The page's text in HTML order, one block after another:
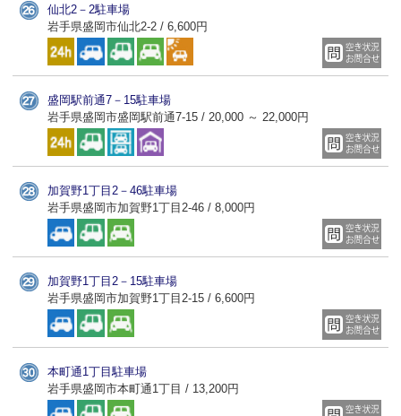
仙北2－2駐車場
岩手県盛岡市仙北2-2 / 6,600円
盛岡駅前通7－15駐車場
岩手県盛岡市盛岡駅前通7-15 / 20,000 ～ 22,000円
加賀野1丁目2－46駐車場
岩手県盛岡市加賀野1丁目2-46 / 8,000円
加賀野1丁目2－15駐車場
岩手県盛岡市加賀野1丁目2-15 / 6,600円
本町通1丁目駐車場
岩手県盛岡市本町通1丁目 / 13,200円